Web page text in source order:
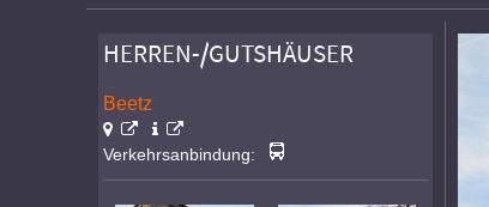
HERREN-/GUTSHÄUSER
Beetz
Verkehrsanbindung: